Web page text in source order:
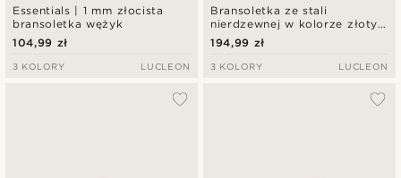
Essentials | 1 mm złocista
bransoletka wężyk
104,99 zł
3 KOLORY LUCLEON
Bransoletka ze stali
nierdzewnej w kolorze złotym
z zatrzaskowym zapięciem
194,99 zł
3 KOLORY LUCLEON